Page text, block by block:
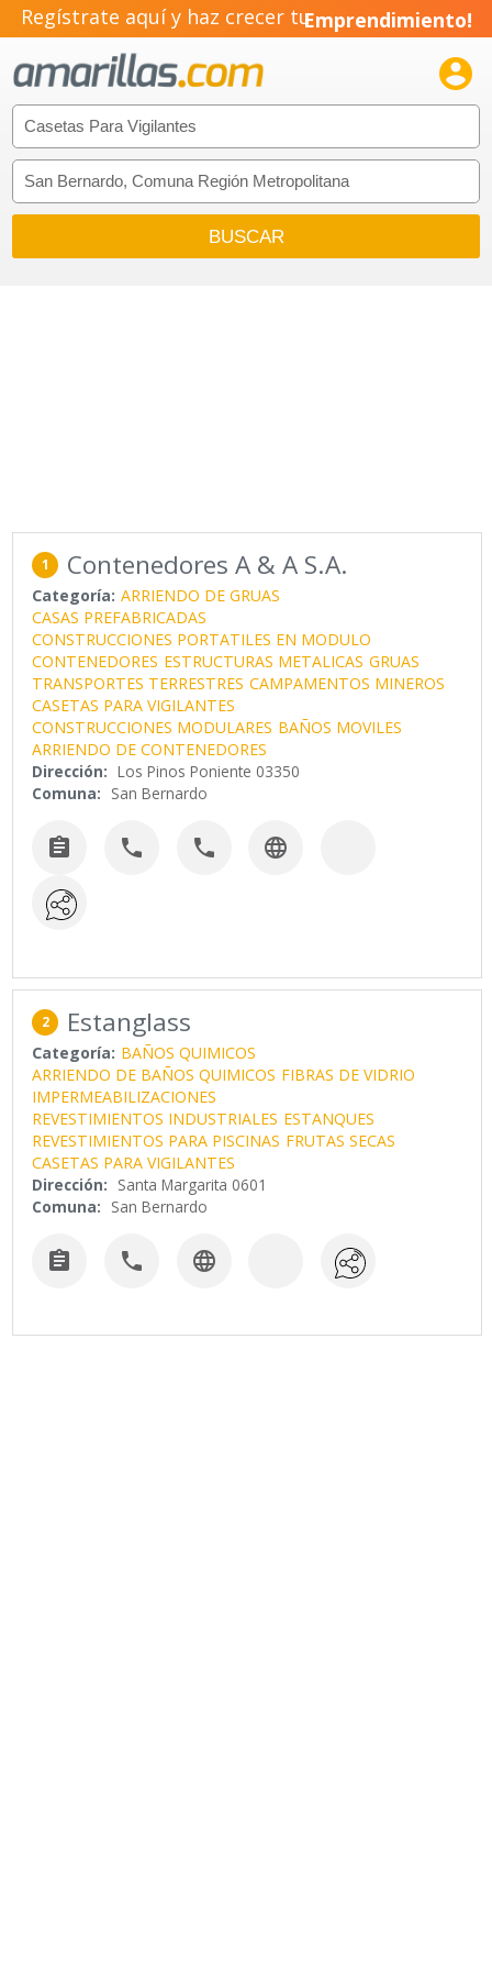
Regístrate aquí y haz crecer tuEmprendimiento!

1 Contenedores A & A S.A.
Categoría: ARRIENDO DE GRUAS
CASAS PREFABRICADAS
CONSTRUCCIONES PORTATILES EN MODULO
CONTENEDORES ESTRUCTURAS METALICAS GRUAS
TRANSPORTES TERRESTRES CAMPAMENTOS MINEROS
CASETAS PARA VIGILANTES
CONSTRUCCIONES MODULARES BAÑOS MOVILES
ARRIENDO DE CONTENEDORES
Dirección: Los Pinos Poniente 03350
Comuna: San Bernardo
   
2 Estanglass
Categoría: BAÑOS QUIMICOS
ARRIENDO DE BAÑOS QUIMICOS FIBRAS DE VIDRIO
IMPERMEABILIZACIONES
REVESTIMIENTOS INDUSTRIALES ESTANQUES
REVESTIMIENTOS PARA PISCINAS FRUTAS SECAS
CASETAS PARA VIGILANTES
Dirección: Santa Margarita 0601
Comuna: San Bernardo
  